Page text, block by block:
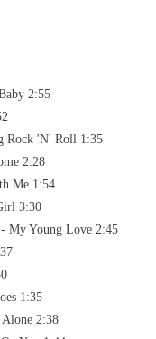
2:55
Rock 'N' Roll 1:35
2:28
Me 1:54
3:30
My Young Love 2:45
1:35
2:38